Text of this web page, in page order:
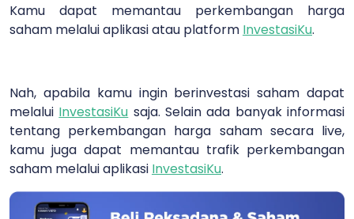
Kamu dapat memantau perkembangan harga
saham melalui aplikasi atau platform InvestasiKu.
Nah, apabila kamu ingin berinvestasi saham dapat
melalui InvestasiKu saja. Selain ada banyak informasi
tentang perkembangan harga saham secara live,
kamu juga dapat memantau trafik perkembangan
saham melalui aplikasi InvestasiKu.